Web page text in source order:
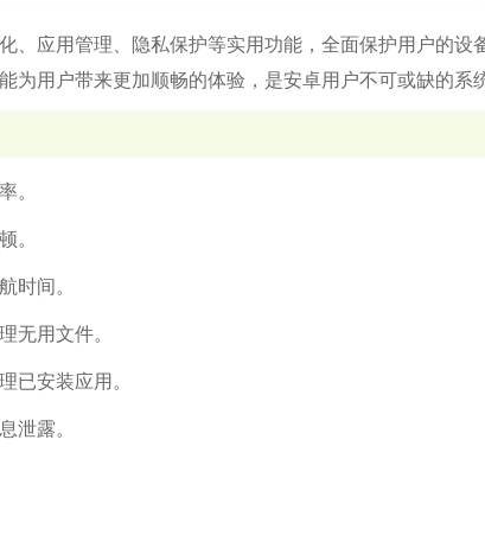
、应用管理、隐私保护等实用功能，全面保护用户的设
为用户带来更加顺畅的体验，是安卓用户不可或缺的系
。
。
时间。
无用文件。
已安装应用。
泄露。